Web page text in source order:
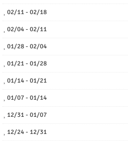
02/11 - 02/18
02/04 - 02/11
01/28 - 02/04
01/21 - 01/28
01/14 - 01/21
01/07 - 01/14
12/31 - 01/07
12/24 - 12/31